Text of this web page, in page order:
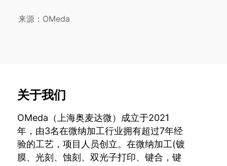
来源：OMeda
关于我们
OMeda（上海奥麦达微）成立于2021
年，由3名在微纳加工行业拥有超过7年经
验的工艺，项目人员创立。在微纳加工(镀
膜、光刻、蚀刻、双光子打印、键合，键